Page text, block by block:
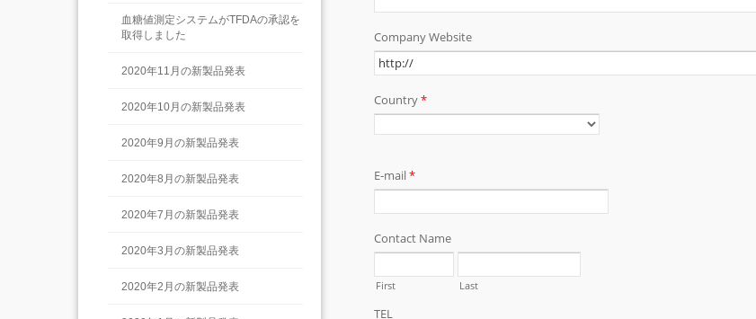
血糖値測定システムがTFDAの承認を
取得しました
2020年11月の新製品発表
2020年10月の新製品発表
2020年9月の新製品発表
2020年8月の新製品発表
2020年7月の新製品発表
2020年3月の新製品発表
2020年2月の新製品発表